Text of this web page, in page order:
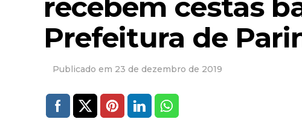
recebem cestas
Prefeitura de
23 de dezembro de 2019